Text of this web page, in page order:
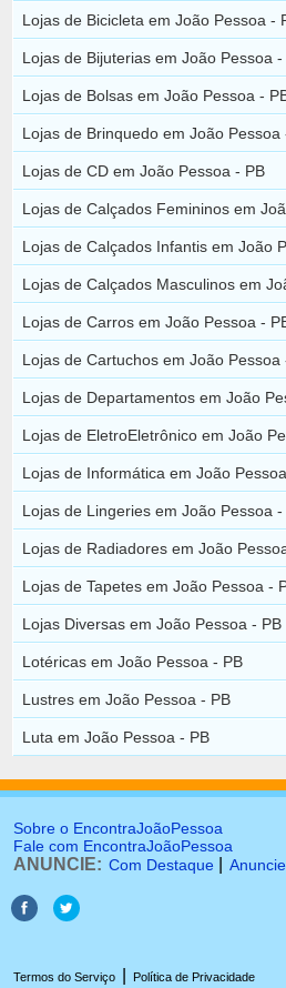
Lojas de Bicicleta em João Pessoa -
Lojas de Bijuterias em João Pessoa -
Lojas de Bolsas em João Pessoa -
Lojas de Brinquedo em João Pessoa
Lojas de CD em João Pessoa - PB
Lojas de Calçados Femininos em
Lojas de Calçados Infantis em João
Lojas de Calçados Masculinos em
Lojas de Carros em João Pessoa -
Lojas de Cartuchos em João Pessoa
Lojas de Departamentos em João
Lojas de EletroEletrônico em João
Lojas de Informática em João
Lojas de Lingeries em João Pessoa -
Lojas de Radiadores em João
Lojas de Tapetes em João Pessoa -
Lojas Diversas em João Pessoa - PB
Lotéricas em João Pessoa - PB
Lustres em João Pessoa - PB
Luta em João Pessoa - PB
Sobre o EncontraJoãoPessoa
Fale com EncontraJoãoPessoa
ANUNCIE: Com Destaque
Termos do Serviço Política de Privacidade